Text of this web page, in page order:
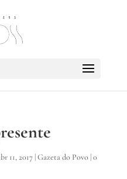
11, 2017|Gazeta do Povo|0